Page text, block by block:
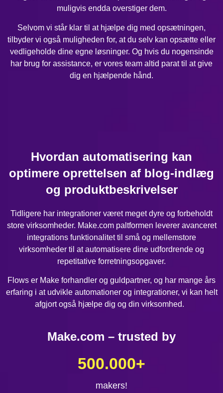
muligvis endda overstiger dem.
Selvom vi står klar til at hjælpe dig med opsætningen,
tilbyder vi også muligheden for, at du selv kan opsætte eller
vedligeholde dine egne løsninger. Og hvis du nogensinde
har brug for assistance, er vores team altid parat til at give
dig en hjælpende hånd.
Hvordan automatisering kan
optimere oprettelsen af blog-indlæg
og produktbeskrivelser
Tidligere har integrationer været meget dyre og forbeholdt
store virksomheder. Make.com paltformen leverer avanceret
integrations funktionalitet til små og mellemstore
virksomheder til at automatisere dine udfordrende og
repetitative forretningsopgaver.
Flows er Make forhandler og guldpartner, og har mange års
erfaring i at udvikle automationer og integrationer, vi kan helt
afgjort også hjælpe dig og din virksomhed.
Make.com – trusted by
makers!
500.000+